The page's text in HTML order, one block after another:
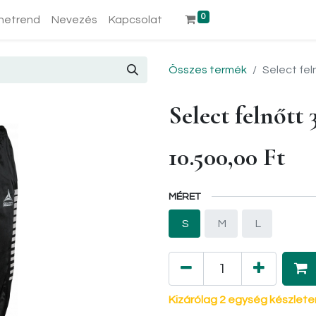
Nevezés Kapcsolat 0
Összes termék Select
Select felnőtt
10.500,00 Ft
MÉRET
S M L
Kizárólag 2 egység